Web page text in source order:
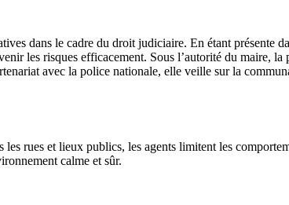
dans le cadre du droit judiciaire. En étant présente
les risques efficacement. Sous l’autorité du maire,
avec la police nationale, elle veille sur la
rues et lieux publics, les agents limitent les
calme et sûr.